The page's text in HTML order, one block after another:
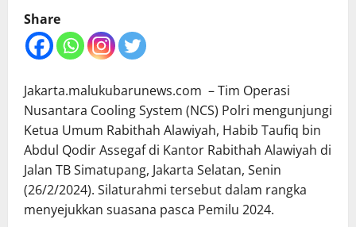
Share
Jakarta.malukubarunews.com – Tim Operasi
Nusantara Cooling System (NCS) Polri mengunjungi
Ketua Umum Rabithah Alawiyah, Habib Taufiq bin
Abdul Qodir Assegaf di Kantor Rabithah Alawiyah di
Jalan TB Simatupang, Jakarta Selatan, Senin
(26/2/2024). Silaturahmi tersebut dalam rangka
menyejukkan suasana pasca Pemilu 2024.